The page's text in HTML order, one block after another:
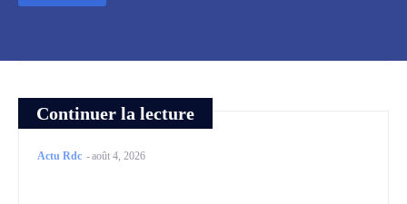
Continuer la lecture
Actu Rdc -août 4, 2026